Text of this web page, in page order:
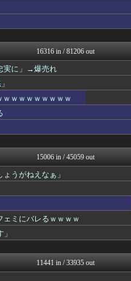
Y速報
PlaySphere | ...
日刊やきう速報
ぴこ速(〃'∇'〃)？
アルファルファモザイク＠ネ...
なんじぇいスタジアム＠なん...
漫画まとめ速報
ぶる速-VIP
バズッター速報
キニ速
なんじぇいスタジアム＠なん...
キムチ速報
まとめたニュース
ゴールデンタイムズ
鬼女の宅配便 - 修羅場・...
まとめCUP
アナ速‐女子アナ画像速報
16316 in / 81206 out
実に」→爆売れ
ｗｗｗｗｗｗｗｗｗ
15006 in / 45059 out
うがねえなぁ」
ェミにバレるｗｗｗｗ
11441 in / 33935 out